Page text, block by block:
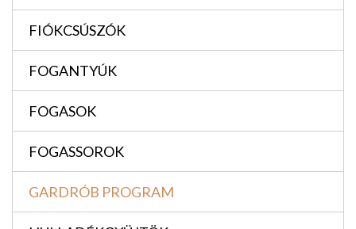
FIÓKCSÚSZÓK
FOGANTYÚK
FOGASOK
FOGASSOROK
GARDRÓB PROGRAM